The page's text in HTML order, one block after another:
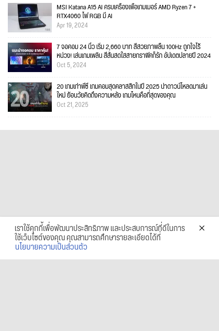
MSI Katana A15 AI ครบเครื่องเพื่อเกมเมอร์ AMD Ryzen 7 +
RTX4060 ไฟ RGB มี AI
Apr 19, 2024
7 จอคอม 24 นิ้ว เริ่ม 2,660 บาท สีสวยภาพลื่น 100Hz ถูกใจไร้
หน่วง! เล่นเกมเพลิน สีสันสดใสสายกราฟิคก็รัก อัปเดตปลายปี 2024
Oct 5, 2024
20 เกมเก่าพีซี เกมคอมสุดคลาสสิกในปี 2025 น่าดาวน์โหลดมาเล่น
ใหม่ ย้อนวัยคิดถึงความหลัง เกมไหนคือที่สุดของคุณ
Oct 21, 2025
เราใช้คุกกี้เพื่อพัฒนาประสิทธิภาพ และประสบการณ์ที่ดีในการ
ใช้เว็บไซต์ของคุณ คุณสามารถศึกษารายละเอียดได้ที่
นโยบายความเป็นส่วนตัว